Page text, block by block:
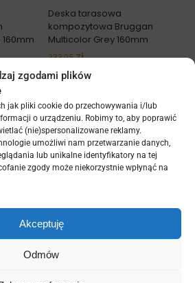
zgodami plików
jak pliki cookie do przechowywania i/lub
o urządzeniu. Robimy to, aby poprawić
(nie)spersonalizowane reklamy.
umożliwi nam przetwarzanie danych,
lub unikalne identyfikatory na tej
zgody może niekorzystnie wpłynąć na
Akceptuję
Odmów
Deska tarasowa
kompozytowa Bruggan
Multicolor Grey 160mm
333,95zł